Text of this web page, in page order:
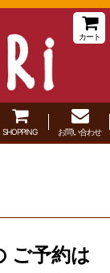
カート
SHOPPING お問い合わせ
ご予約は